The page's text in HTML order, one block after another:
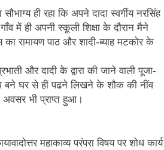
ही रहा कि अपने दादा स्वर्गीय नरसिंह
में ही अपनी स्कूली शिक्षा के दौरान मैने
रामायण पाठ और शादी-ब्याह मटकोर के
और दादी के द्वारा की जाने वाली पूजा-
बने घर से ही पढने लिखने के शौक की नींव
अवसर भी प्राप्त हुआ।
महाकाव्य परंपरा विषय पर शोध कार्य